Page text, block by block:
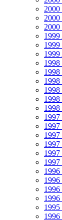
2000
1999
1998
1998
1998
1998
1998
1997
1997
1997
1997
1996
1996